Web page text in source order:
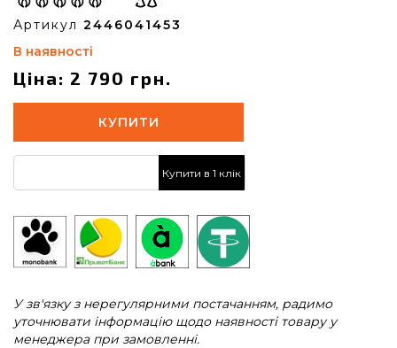
Артикул 2446041453
В наявності
Ціна: 2 790 грн.
КУПИТИ
Купити в 1 клік
У зв'язку з нерегулярними постачанням, радимо
уточнювати інформацію щодо наявності товару у
менеджера при замовленні.